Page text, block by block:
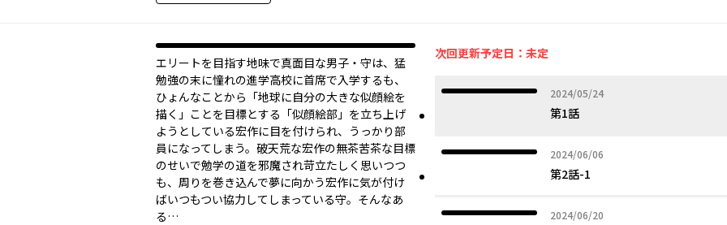
エリートを目指す地味で真面目な男子・守は、猛
勉強の末に憧れの進学高校に首席で入学するも、
ひょんなことから「地球に自分の大きな似顔絵を
描く」ことを目標とする「似顔絵部」を立ち上げ
ようとしている宏作に目を付けられ、うっかり部
員になってしまう。破天荒な宏作の無茶苦茶な目標
のせいで勉学の道を邪魔され苛立たしく思いつつ
も、周りを巻き込んで夢に向かう宏作に気が付け
ばいつもつい協力してしまっている守。そんなあ
る…
次回更新予定日：未定
2024/05/24
2024年05月24日
第1話
2024/06/06
2024年06月06日
第2話-1
2024/06/20
2024年06月20日